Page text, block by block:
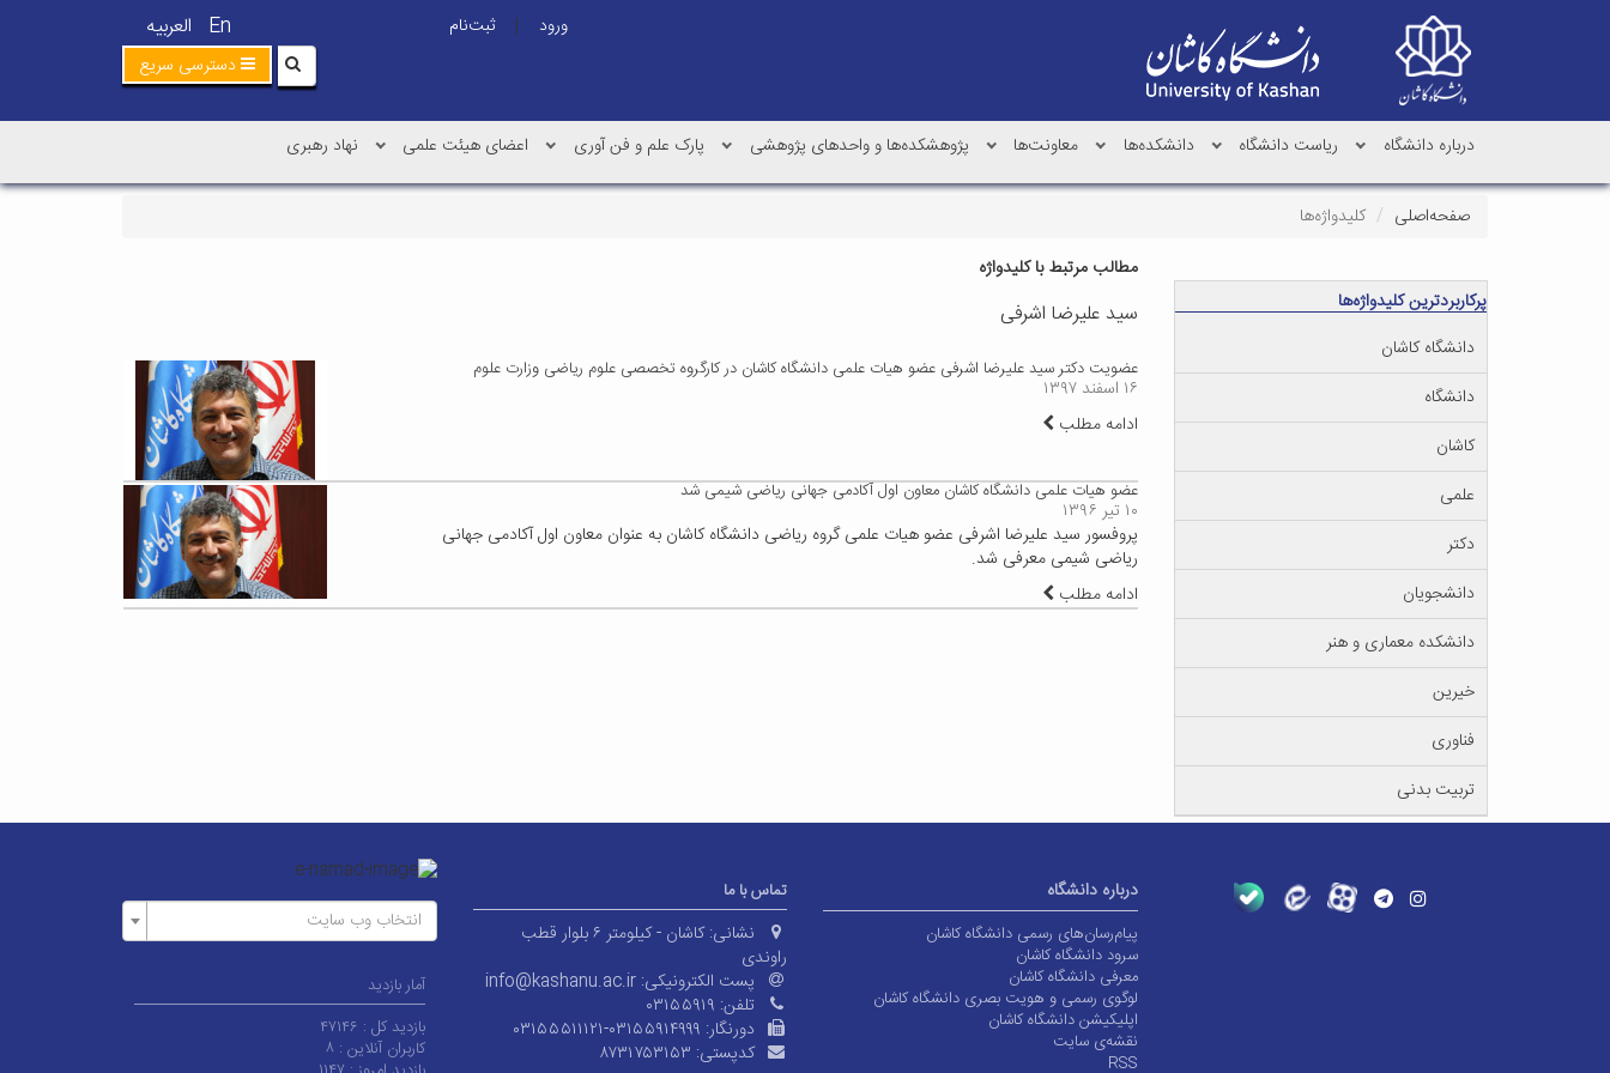
En العربیه ورود |
ثبت‌نام
دسترسی سریع
درباره دانشگاه ریاست دانشگاه دانشکده‌ها معاونت‌ها پژوهشکده‌ها و واحدهای پژوهشی پارک علم و فن آوری اعضای هیئت علمی نهاد رهبری
صفحه‌اصلی
کلیدواژه‌ها
مطالب مرتبط با کلیدواژه
سید علیرضا اشرفی
عضویت دکتر سید علیرضا اشرفی عضو هیات علمی دانشگاه کاشان در کارگروه تخصصی علوم ریاضی وزارت علوم
۱۶ اسفند ۱۳۹۷
ادامه مطلب
عضو هیات علمی دانشگاه کاشان معاون اول آکادمی جهانی ریاضی شیمی شد
۱۰ تیر ۱۳۹۶
پروفسور سید علیرضا اشرفی عضو هیات علمی گروه ریاضی دانشگاه کاشان به عنوان معاون اول آکادمی جهانی
ریاضی شیمی معرفی شد.
ادامه مطلب
پرکاربردترین کلیدواژه‌ها
دانشگاه کاشان
دانشگاه
کاشان
علمی
دکتر
دانشجویان
دانشکده معماری و هنر
خیرین
فناوری
تربیت بدنی
درباره دانشگاه
پیام‌رسان‌های رسمی دانشگاه کاشان
سرود دانشگاه کاشان
معرفی دانشگاه کاشان
لوگوی رسمی و هویت بصری دانشگاه کاشان
اپلیکیشن دانشگاه کاشان
نقشه‌ی سایت
RSS
تماس با ما
نشانی:
کاشان - کیلومتر ۶ بلوار قطب
راوندی
پست الکترونیکی: info@kashanu.ac.ir
تلفن: ۰۳۱۵۵۹۱۹
دورنگار: ۰۳۱۵۵۵۱۱۱۲۱-۰۳۱۵۵۹۱۴۹۹۹
کدپستی: ۸۷۳۱۷۵۳۱۵۳
انتخاب وب سایت
آمار بازدید
بازدید کل : ۴۷۱۴۶
کاربران آنلاین : ۸